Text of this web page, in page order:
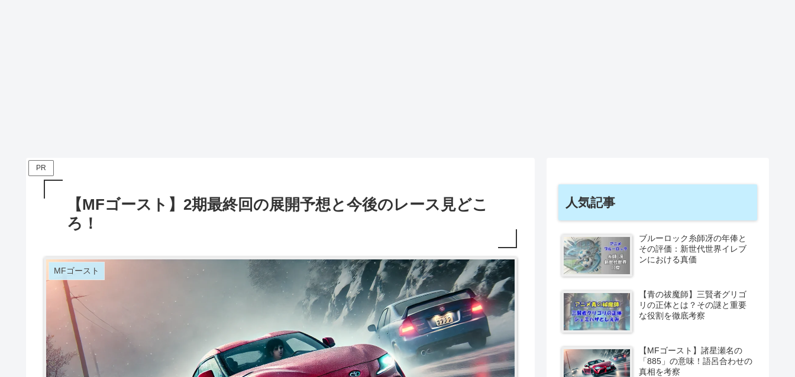
PR
【MFゴースト】2期最終回の展開予想と今後のレース見どこ
ろ！
MFゴースト
人気記事
ブルーロック糸師冴の年俸と
その評価：新世代世界イレブ
ンにおける真価
【青の祓魔師】三賢者グリゴ
リの正体とは？その謎と重要
な役割を徹底考察
【MFゴースト】諸星瀬名の
「885」の意味！語呂合わせの
真相を考察